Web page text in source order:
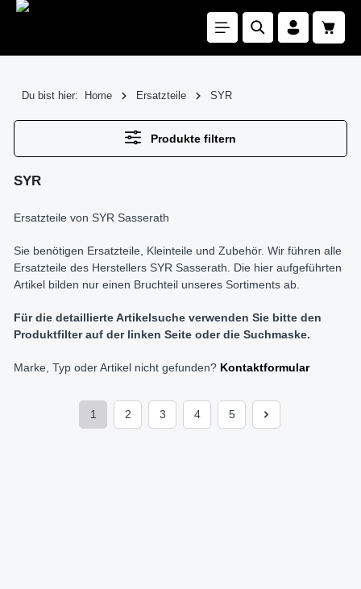
Du bist hier: Home Ersatzteile SYR
Produkte filtern
SYR
Ersatzteile von SYR Sasserath
Sie benötigen Ersatzteile, Kleinteile und Zubehör. Wir führen alle
Ersatzteile des Herstellers SYR Sasserath. Die hier aufgeführten
Artikel bilden nur einen Bruchteil unseres Sortiments ab.
Für die detaillierte Artikelsuche verwenden Sie bitte den
Produktfilter auf der linken Seite oder die Suchmaske.
Marke, Typ oder Artikel nicht gefunden? Kontaktformular
Seite
1
Seite
2
Seite
3
Seite
4
Seite
5